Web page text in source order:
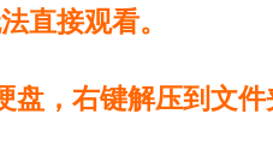
直接观看。
，右键解压到文件